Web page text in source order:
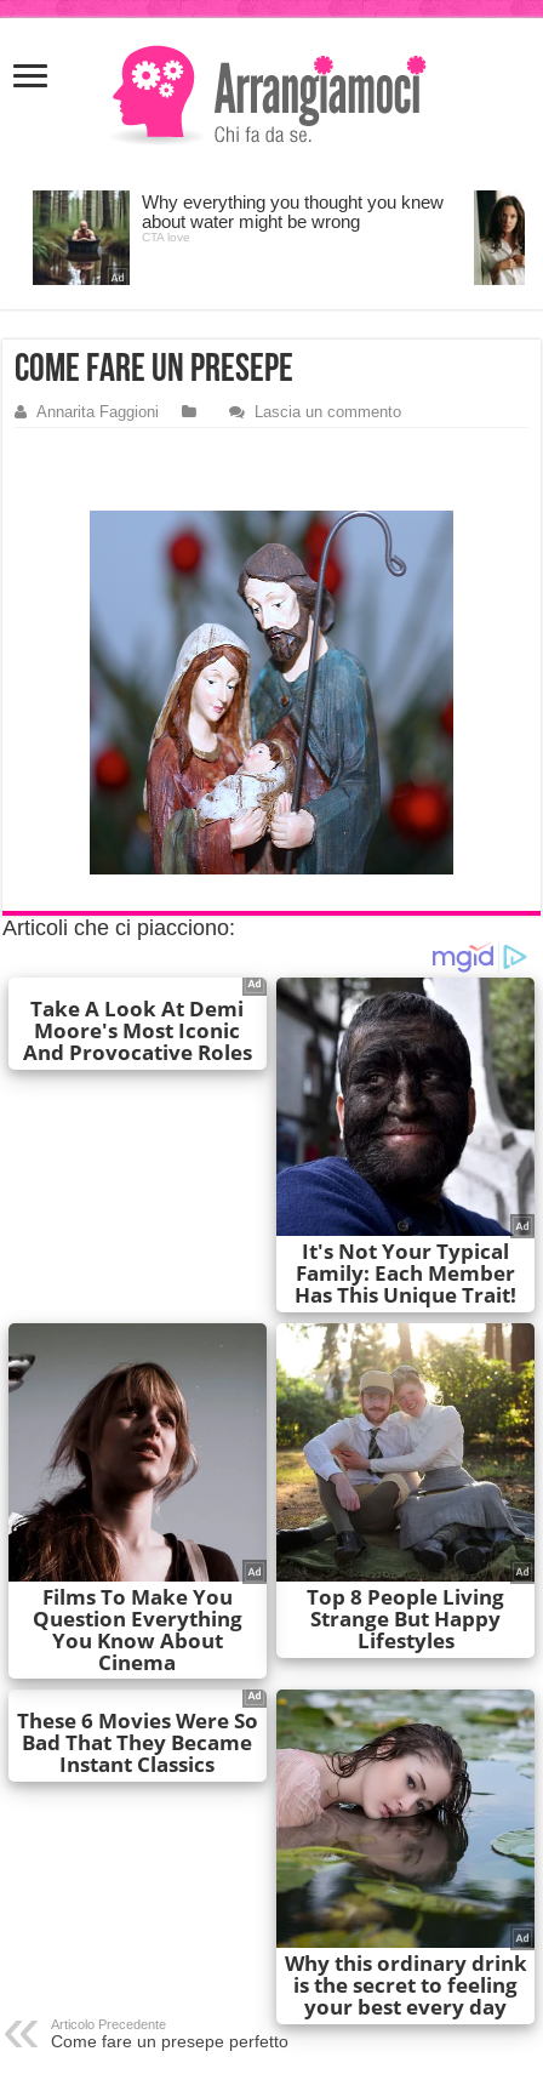
giriş
kingroyal
come fare un presepe
Annarita Faggioni Lascia un commento
Articoli che ci piacciono:
Articolo Precedente
Come fare un presepe perfetto